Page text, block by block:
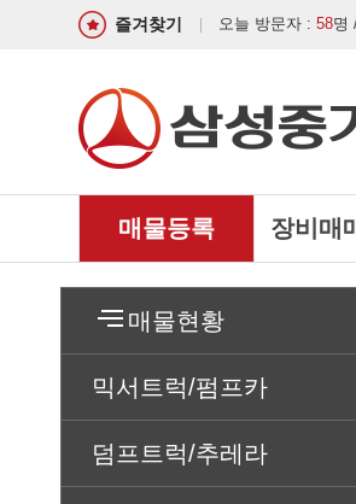
즐겨찾기 오늘 방문자 : 58명
매물등록 장비매
매물현황
믹서트럭/펌프카
덤프트럭/추레라